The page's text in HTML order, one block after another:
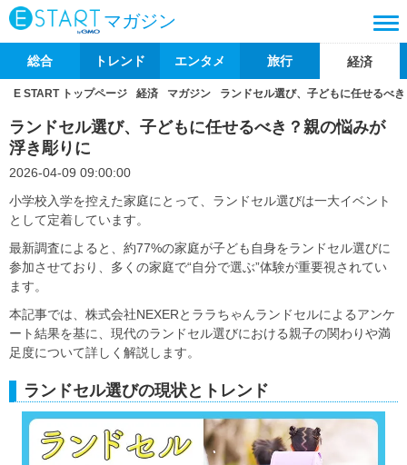
マガジン
総合 トレンド エンタメ 旅行 経済
E START トップページ 経済 マガジン ランドセル選び、子どもに任せるべ
ランドセル選び、子どもに任せるべき？親の悩みが
浮き彫りに
2026-04-09 09:00:00
小学校入学を控えた家庭にとって、ランドセル選びは一大イベント
として定着しています。
最新調査によると、約77%の家庭が子ども自身をランドセル選びに
参加させており、多くの家庭で“自分で選ぶ”体験が重要視されてい
ます。
本記事では、株式会社NEXERとララちゃんランドセルによるアンケ
ート結果を基に、現代のランドセル選びにおける親子の関わりや満
足度について詳しく解説します。
ランドセル選びの現状とトレンド